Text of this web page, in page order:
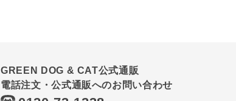
GREEN DOG & CAT公式通販
電話注文・公式通販へのお問い合わせ